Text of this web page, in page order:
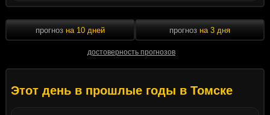
прогноз на 10 дней
достоверность прогнозов
прогноз на 3 дня
Этот день в прошлые годы в Томске